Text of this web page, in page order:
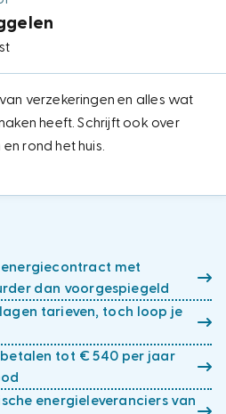
verzekeringen en alles wat
heeft. Schrijft ook over
rond het huis.
met
dan voorgespiegeld
tarieven, toch loop je
tot € 540 per jaar
energieleveranciers van